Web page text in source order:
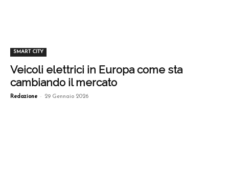
SMART CITY
Veicoli elettrici in Europa come sta
cambiando il mercato
Redazione - 29 Gennaio 2026